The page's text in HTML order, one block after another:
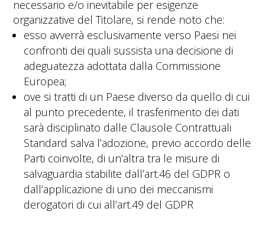
necessario e/o inevitabile per esigenze
organizzative del Titolare, si rende noto che:
esso avverrà esclusivamente verso Paesi nei
confronti dei quali sussista una decisione di
adeguatezza adottata dalla Commissione
Europea;
ove si tratti di un Paese diverso da quello di cui
al punto precedente, il trasferimento dei dati
sarà disciplinato dalle Clausole Contrattuali
Standard salva l’adozione, previo accordo delle
Parti coinvolte, di un’altra tra le misure di
salvaguardia stabilite dall’art.46 del GDPR o
dall’applicazione di uno dei meccanismi
derogatori di cui all’art.49 del GDPR